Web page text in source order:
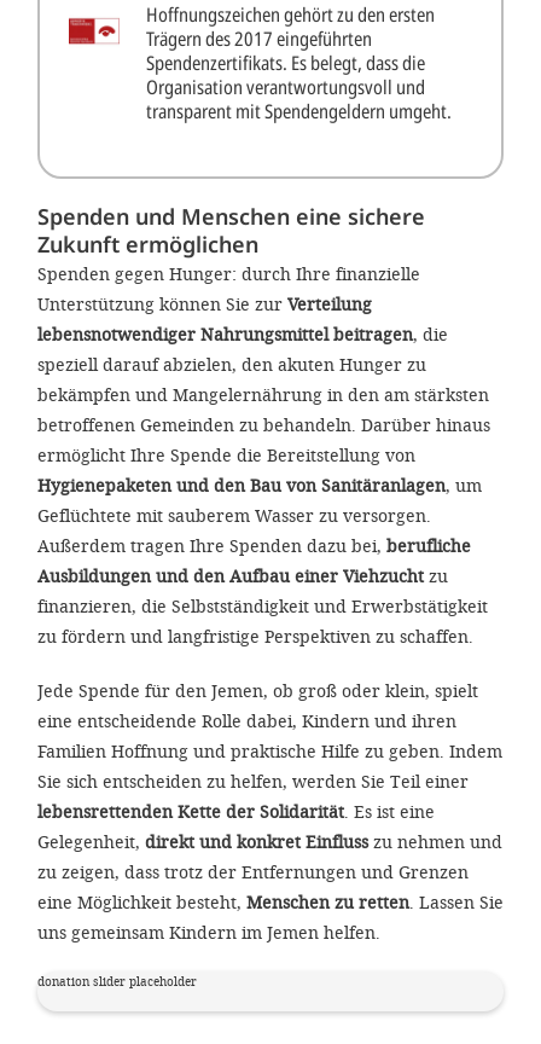
Hoffnungszeichen gehört zu den ersten
Trägern des 2017 eingeführten
Spendenzertifikats. Es belegt, dass die
Organisation verantwortungsvoll und
transparent mit Spendengeldern umgeht.
Spenden und Menschen eine sichere
Zukunft ermöglichen
Spenden gegen Hunger: durch Ihre finanzielle
Unterstützung können Sie zur Verteilung
lebensnotwendiger Nahrungsmittel beitragen, die
speziell darauf abzielen, den akuten Hunger zu
bekämpfen und Mangelernährung in den am stärksten
betroffenen Gemeinden zu behandeln. Darüber hinaus
ermöglicht Ihre Spende die Bereitstellung von
Hygienepaketen und den Bau von Sanitäranlagen, um
Geflüchtete mit sauberem Wasser zu versorgen.
Außerdem tragen Ihre Spenden dazu bei, berufliche
Ausbildungen und den Aufbau einer Viehzuchtzu
finanzieren, die Selbstständigkeit und Erwerbstätigkeit
zu fördern und langfristige Perspektiven zu schaffen.
Jede Spende für den Jemen, ob groß oder klein, spielt
eine entscheidende Rolle dabei, Kindern und ihren
Familien Hoffnung und praktische Hilfe zu geben. Indem
Sie sich entscheiden zu helfen, werden Sie Teil einer
lebensrettenden Kette der Solidarität. Es ist eine
Gelegenheit, direkt und konkret Einflusszu nehmen und
zu zeigen, dass trotz der Entfernungen und Grenzen
eine Möglichkeit besteht, Menschen zu retten. Lassen Sie
uns gemeinsam Kindern im Jemen helfen.
donation slider placeholder